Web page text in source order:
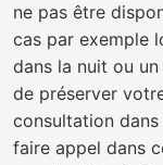
ne pas être
cas par exemple
dans la nuit ou
de préserver
consultation
faire appel dans